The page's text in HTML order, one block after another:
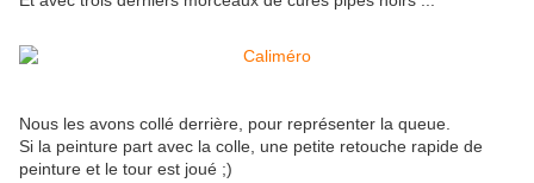
Nous les avons collé derrière, pour représenter la queue.
Si la peinture part avec la colle, une petite retouche rapide de
peinture et le tour est joué ;)